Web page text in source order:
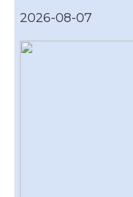
2026-08-07